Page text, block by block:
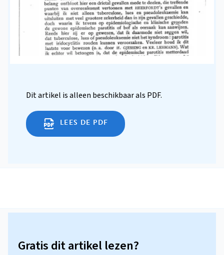
Dit artikel is alleen beschikbaar als PDF.
LEES DE PDF
Gratis dit artikel lezen?